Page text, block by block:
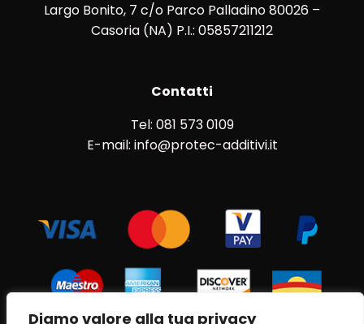
Diamo valore alla tua privacy
Largo Bonito, 7 c/o Parco Palladino 80026 –
Casoria (NA) P.I.: 05857211212
Contatti
Tel: 081 573 0109
E-mail: info@protec-additivi.it